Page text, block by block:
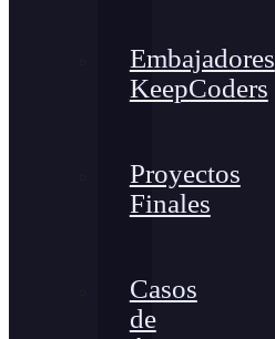
Embajadores
KeepCoders
Proyectos
Finales
Casos
de